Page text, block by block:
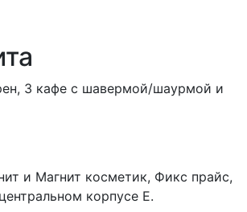
3 кафе с шавермой/шаурмой и
и Магнит косметик, Фикс прайс,
корпусе Е.